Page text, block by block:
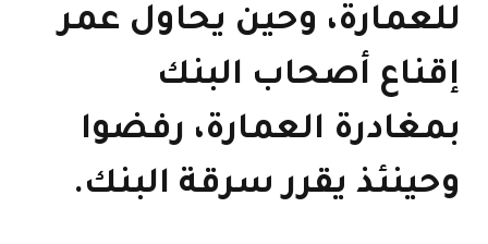
للعمارة، وحين يحاول عمر
إقناع أصحاب البنك
بمغادرة العمارة، رفضوا
وحينئذ يقرر سرقة البنك.